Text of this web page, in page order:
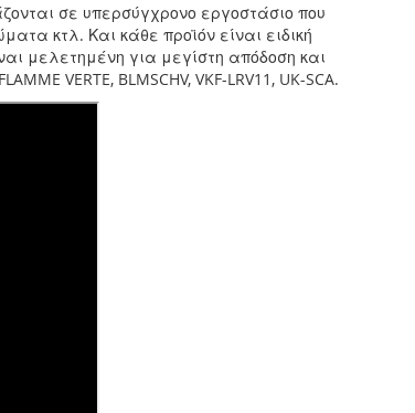
σε υπερσύγχρονο εργοστάσιο που
κτλ. Και κάθε προϊόν είναι ειδική
μελετημένη για μεγίστη απόδοση και
VERTE, BLMSCHV, VKF-LRV11, UK-SCA.